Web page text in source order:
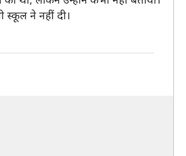
स्कूल ने नहीं दी।